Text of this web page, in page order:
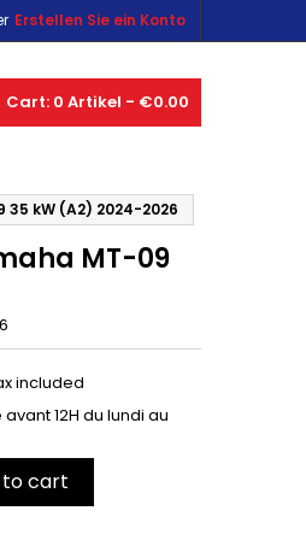
Erstellen Sie ein Konto
Cart: 0 Artikel - €0.00
kW (A2) 2024-2026
MT-09
included
12H du lundi au
to cart